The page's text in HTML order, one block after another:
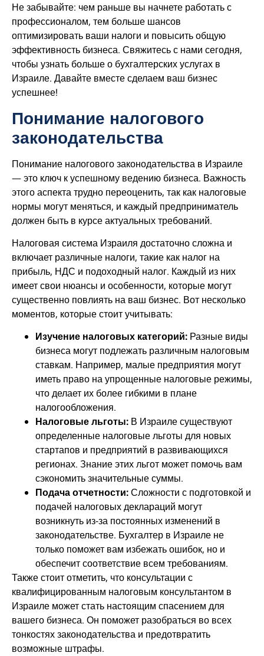
Не забывайте: чем раньше вы начнете работать с
профессионалом, тем больше шансов
оптимизировать ваши налоги и повысить общую
эффективность бизнеса. Свяжитесь с нами сегодня,
чтобы узнать больше о бухгалтерских услугах в
Израиле. Давайте вместе сделаем ваш бизнес
успешнее!
Понимание налогового
законодательства
Понимание налогового законодательства в Израиле
— это ключ к успешному ведению бизнеса. Важность
этого аспекта трудно переоценить, так как налоговые
нормы могут меняться, и каждый предприниматель
должен быть в курсе актуальных требований.
Налоговая система Израиля достаточно сложна и
включает различные налоги, такие как налог на
прибыль, НДС и подоходный налог. Каждый из них
имеет свои нюансы и особенности, которые могут
существенно повлиять на ваш бизнес. Вот несколько
моментов, которые стоит учитывать:
Изучение налоговых категорий: Разные виды
бизнеса могут подлежать различным налоговым
ставкам. Например, малые предприятия могут
иметь право на упрощенные налоговые режимы,
что делает их более гибкими в плане
налогообложения.
Налоговые льготы: В Израиле существуют
определенные налоговые льготы для новых
стартапов и предприятий в развивающихся
регионах. Знание этих льгот может помочь вам
сэкономить значительные суммы.
Подача отчетности:Сложности с подготовкой и
подачей налоговых деклараций могут
возникнуть из-за постоянных изменений в
законодательстве. Бухгалтер в Израиле не
только поможет вам избежать ошибок, но и
обеспечит соответствие всем требованиям.
Также стоит отметить, что консультации с
квалифицированным налоговым консультантом в
Израиле может стать настоящим спасением для
вашего бизнеса. Он поможет разобраться во всех
тонкостях законодательства и предотвратить
возможные штрафы.